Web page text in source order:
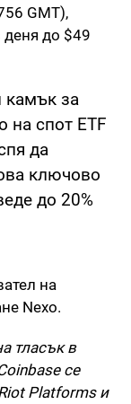
GMT),
деня до $49
камък за
на спот ETF
да
ключово
до 20%
на
Nexo.
тласък в
се
Platforms и